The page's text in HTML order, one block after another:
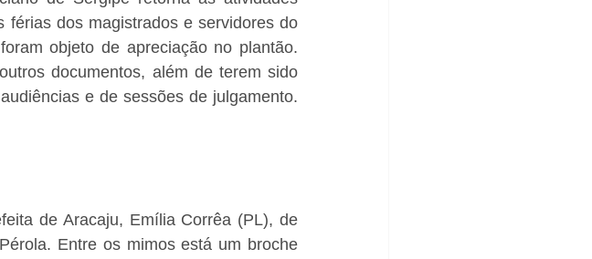
férias dos magistrados e servidores do
objeto de apreciação no plantão.
documentos, além de terem sido
e de sessões de julgamento.
de Aracaju, Emília Corrêa (PL), de
Entre os mimos está um broche